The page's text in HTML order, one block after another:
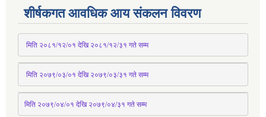
शीर्षकगत आवधिक आय संकलन विवरण
मिति २०८१/१२/०१ देखि २०८१/१२/३१ गते सम्म
मिति २०७९/०३/०१ देखि २०७९/०३/३१ गते सम्म
मिति २०७९/०४/०१ देखि २०७९/०४/३१ गते सम्म